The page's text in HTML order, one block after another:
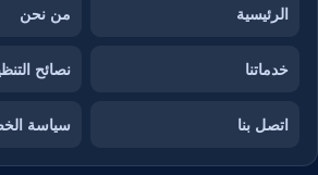
الرئيسية من نحن
خدماتنا نصائح
اتصل بنا سياسة